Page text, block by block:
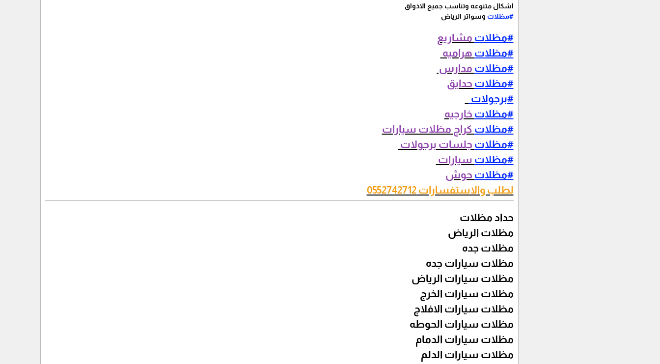
اشكال متنوعه وتناسب جميع الاذواق
#مظلات وسواتر الرياض
#مظلات مشاريع
#مظلات هراميه
#مظلات مدارس
#مظلات حدايق
#برجولات
#مظلات خارجيه
#مظلات كراج مظلات سيارات
#مظلات جلسات برجولات
#مظلات سيارات
#مظلات حوش
لطلب والاستفسارات 0552742712
حداد مظلات
مظلات الرياض
مظلات جده
مظلات سيارات جده
مظلات سيارات الرياض
مظلات سيارات الخرج
مظلات سيارات الافلاج
مظلات سيارات الحوطه
مظلات سيارات الدمام
مظلات سيارات الدلم